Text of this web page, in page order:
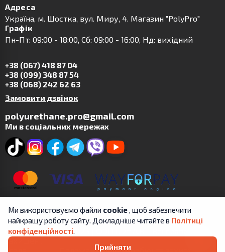
Адреса
Українa, м. Шостка, вул. Миру, 4. Магазин "PolyPro"
Графік
Пн-Пт: 09:00 - 18:00, Сб: 09:00 - 16:00, Нд: вихідний
+38 (067) 418 87 04
+38 (099) 348 87 54
+38 (068) 242 62 63
Замовити дзвінок
polyurethane.pro@gmail.com
Ми в соціальних мережах
Copyright © 2019-2025 | ФОП Цит А.В. | Всі права
захищені.
Ми використовуємо файли cookie, щоб забезпечити
найкращу роботу сайту. Докладніше читайте в Політиці
конфіденційності.
Прийняти